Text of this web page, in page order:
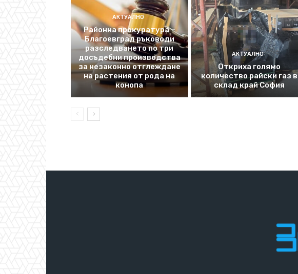
АКТУАЛНО
Районна прокуратура –
Благоевград ръководи
разследването по три
досъдебни производства
за незаконно отглеждане
на растения от рода на
конопа
АКТУАЛНО
Откриха голямо
количество райски газ в
склад край София